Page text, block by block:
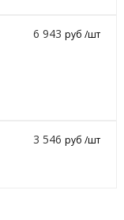
6 943руб /шт
3 546руб /шт